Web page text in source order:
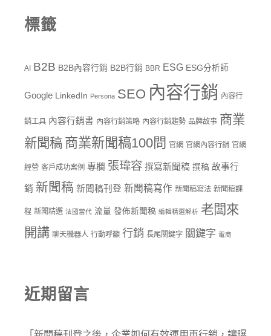
標籤
AI B2B B2B內容行銷 B2B行銷 BBR ESG ESG分析師
Google LinkedIn Persona SEO 內容行銷 內容行
銷工具 內容行銷書 內容行銷策略 內容行銷趨勢 品牌故事 商業
新聞稿 商業新聞稿100問 官網 官網內容行銷 官網
經營 客戶成功案例 專欄 張瑋容 撰寫新聞稿 撰稿 故事行
銷 新聞稿 新聞稿刊登 新聞稿寫作 新聞稿寫法 新聞稿課
程 新聞精選 法國當代 流量 發佈新聞稿 編輯精選解析 老闆來
開講 聊天機器人 行動呼籲 行銷 長尾關鍵字 關鍵字 電商
近期留言